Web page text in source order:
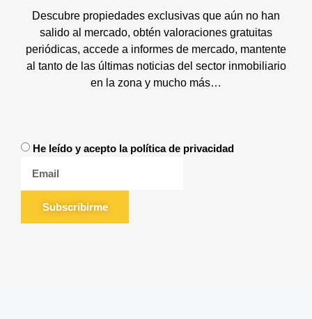
Descubre propiedades exclusivas que aún no han
salido al mercado, obtén valoraciones gratuitas
periódicas, accede a informes de mercado, mantente
al tanto de las últimas noticias del sector inmobiliario
en la zona y mucho más…
He leído y acepto la política de privacidad
Subscribirme